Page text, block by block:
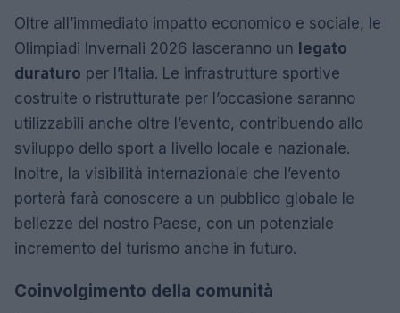
Oltre all’immediato impatto economico e sociale, le
Olimpiadi Invernali 2026 lasceranno un legato
duraturo per l’Italia. Le infrastrutture sportive
costruite o ristrutturate per l’occasione saranno
utilizzabili anche oltre l’evento, contribuendo allo
sviluppo dello sport a livello locale e nazionale.
Inoltre, la visibilità internazionale che l’evento
porterà farà conoscere a un pubblico globale le
bellezze del nostro Paese, con un potenziale
incremento del turismo anche in futuro.
Coinvolgimento della comunità